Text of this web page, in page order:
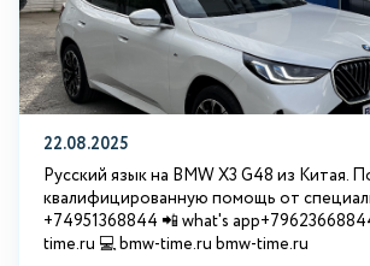
22.08.2025
Русский язык на BMW X3 G48 из Китая.
квалифицированную помощь от
+74951368844 📲 what's
time.ru 💻 bmw-time.ru bmw-time.ru